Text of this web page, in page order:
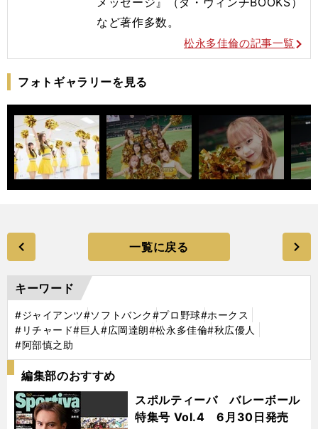
など著作多数。
松永多佳倫の記事一覧
フォトギャラリーを見る
一覧に戻る
キーワード
#ジャイアンツ#ソフトバンク#プロ野球#ホークス
#リチャード#巨人#広岡達朗#松永多佳倫#秋広優人
#阿部慎之助
編集部のおすすめ
スポルティーバ バレーボール
特集号 Vol.4 6月30日発売